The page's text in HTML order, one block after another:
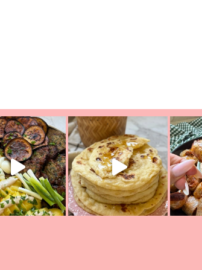
מעול
לאכול משהו אז מה בשבילכם? בפ
פסטל טוניסאי לתשעת הימים, חשבתי מה לחדש
אורז